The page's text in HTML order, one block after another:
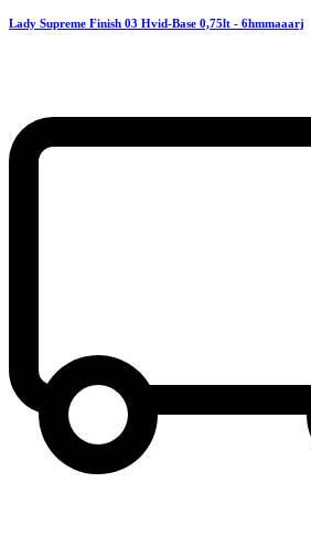
Lady Supreme Finish 03 Hvid-Base 0,75lt - 6hmmaaarj